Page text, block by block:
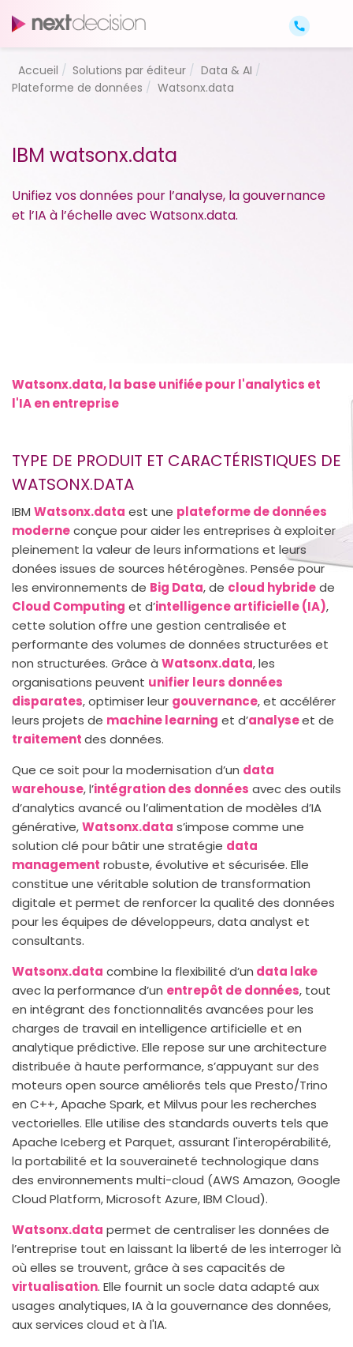
Accueil Solutions par éditeur
Data & AI
Plateforme de données
Watsonx.data
IBM watsonx.data
Unifiez vos données pour l’analyse, la gouvernance
et l’IA à l’échelle avec Watsonx.data.
Watsonx.data, la base unifiée pour l'analytics et
l'IA en entreprise
TYPE DE PRODUIT ET CARACTÉRISTIQUES DE
WATSONX.DATA
IBM Watsonx.data est une plateforme de données
moderneconçue pour aider les entreprises à exploiter
pleinement la valeur de leurs informations et leurs
donées issues de sources hétérogènes. Pensée pour
les environnements de Big Data, de cloud hybridede
Cloud Computing et d’intelligence artificielle (IA),
cette solution offre une gestion centralisée et
performante des volumes de données structurées et
non structurées. Grâce à Watsonx.data, les
organisations peuvent unifier leurs données
disparates, optimiser leur gouvernance, et accélérer
leurs projets de machine learning et d’analyseet de
traitementdes données.
Que ce soit pour la modernisation d’un data
warehouse, l’intégration des données avec des outils
d’analytics avancé ou l’alimentation de modèles d’IA
générative,Watsonx.data s’impose comme une
solution clé pour bâtir une stratégie data
management robuste, évolutive et sécurisée. Elle
constitue une véritable solution de transformation
digitale et permet de renforcer la qualité des données
pour les équipes de développeurs, data analyst et
consultants.
Watsonx.data combine la flexibilité d’un data lake
avec la performance d’un entrepôt de données, tout
en intégrant des fonctionnalités avancées pour les
charges de travail en intelligence artificielle et en
analytique prédictive. Elle repose sur une architecture
distribuée à haute performance, s’appuyant sur des
moteurs open source améliorés tels que Presto/Trino
en C++, Apache Spark, et Milvus pour les recherches
vectorielles. Elle utilise des standards ouverts tels que
Apache Iceberg et Parquet, assurant l'interopérabilité,
la portabilité et la souveraineté technologique dans
des environnements multi-cloud (AWS Amazon, Google
Cloud Platform, Microsoft Azure, IBM Cloud).
Watsonx.data permet de centraliser les données de
l’entreprise tout en laissant la liberté de les interroger là
où elles se trouvent, grâce à ses capacités de
virtualisation. Elle fournit un socle data adapté aux
usages analytiques, IA à la gouvernance des données,
aux services cloud et à l'IA.